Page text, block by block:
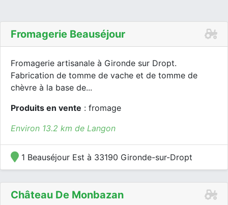
Fromagerie Beauséjour
Fromagerie artisanale à Gironde sur Dropt.
Fabrication de tomme de vache et de tomme de
chèvre à la base de...
Produits en vente : fromage
Environ 13.2 km de Langon
1 Beauséjour Est à 33190 Gironde-sur-Dropt
Château De Monbazan